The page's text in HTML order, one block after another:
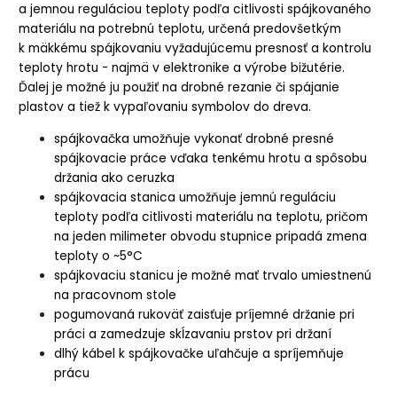
a jemnou reguláciou teploty podľa citlivosti spájkovaného
materiálu na potrebnú teplotu, určená predovšetkým
k mäkkému spájkovaniu vyžadujúcemu presnosť a kontrolu
teploty hrotu - najmä v elektronike a výrobe bižutérie.
Ďalej je možné ju použiť na drobné rezanie či spájanie
plastov a tiež k vypaľovaniu symbolov do dreva.
spájkovačka umožňuje vykonať drobné presné
spájkovacie práce vďaka tenkému hrotu a spôsobu
držania ako ceruzka
spájkovacia stanica umožňuje jemnú reguláciu
teploty podľa citlivosti materiálu na teplotu, pričom
na jeden milimeter obvodu stupnice pripadá zmena
teploty o ~5°C
spájkovaciu stanicu je možné mať trvalo umiestnenú
na pracovnom stole
pogumovaná rukoväť zaisťuje príjemné držanie pri
práci a zamedzuje skĺzavaniu prstov pri držaní
dlhý kábel k spájkovačke uľahčuje a spríjemňuje
prácu